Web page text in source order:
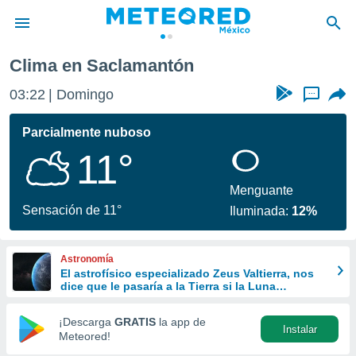
de
ha sido
que se
calidad.
a este
las
y
forma
digital
basada
Clima en Saclamantón
03:22 Domingo ...
Parcialmente nuboso
11°
Sensación de 11°
Menguante
Iluminada: 12%
Astronomía
El astrofísico especializado Zeus Valtierra, nos
dice que le pasaría a la Tierra si la Luna
¡Descarga GRATIS la app de
Meteored!
Instalar